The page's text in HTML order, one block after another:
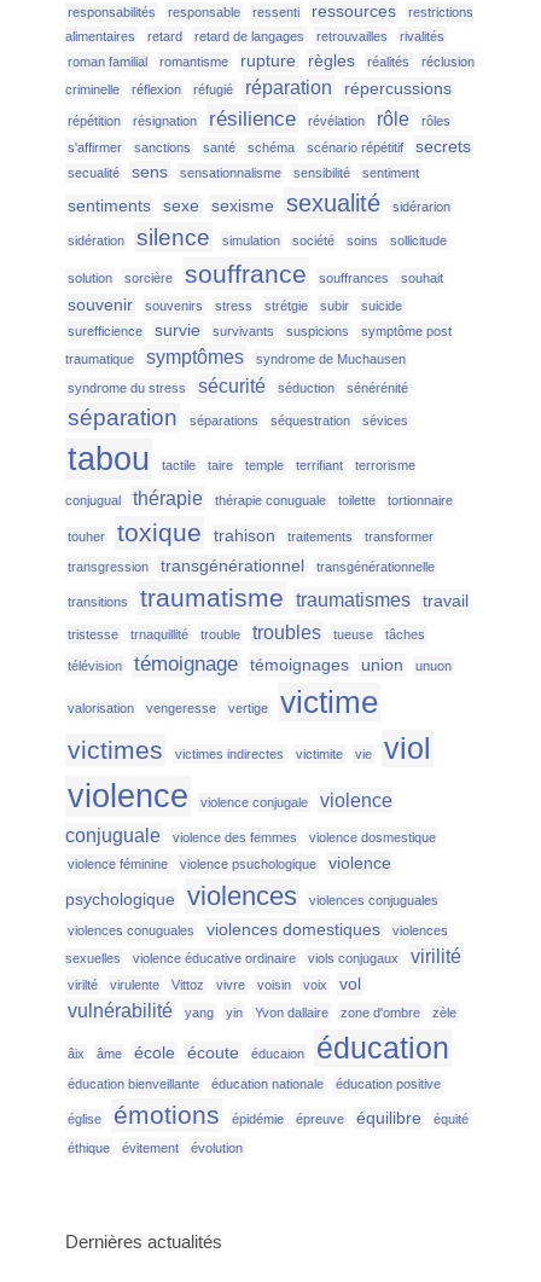
responsabilités responsable ressenti ressources
restrictions
alimentaires
retard retard de langages retrouvailles
rivalités
roman familial
romantisme rupture règles réalités
réclusion
criminelle
réflexion réfugié réparation répercussions
répétition résignation résilience révélation rôle
rôles
s'affirmer
sanctions santé schéma scénario répétitif secrets
secualité sens sensationnalisme sensibilité sentiment
sentiments sexe sexisme sexualité sidérarion
sidération silence simulation société soins sollicitude
solution sorcière souffrance souffrances souhait
souvenir souvenirs stress strétgie subir
suicide
surefficience
survie survivants suspicions
symptôme post
traumatique
symptômes
syndrome de Muchausen
syndrome du stress
sécurité séduction sénérénité
séparation séparations séquestration sévices
tabou tactile taire temple terrifiant terrorisme
conjugual thérapie thérapie conuguale toilette tortionnaire
touher toxique trahison traitements transformer
transgression transgénérationnel transgénérationnelle
transitions traumatisme traumatismes travail
tristesse trnaquillité trouble troubles tueuse tâches
télévision témoignage témoignages union unuon
valorisation vengeresse vertige victime
victimes victimes indirectes victimite vie viol
violence violence conjugale
violence
conjuguale
violence des femmes
violence dosmestique
violence féminine
violence psuchologique
violence
psychologique
violences violences conjuguales
violences conuguales violences domestiques
violences
sexuelles
violence éducative ordinaire viols conjugaux virilité
virilté virulente Vittoz vivre voisin voix vol
vulnérabilité yang yin Yvon dallaire zone d'ombre zèle
âix âme école écoute éducaion éducation
éducation bienveillante éducation nationale éducation positive
église émotions épidémie épreuve équilibre
équité
éthique
évitement évolution
Dernières actualités